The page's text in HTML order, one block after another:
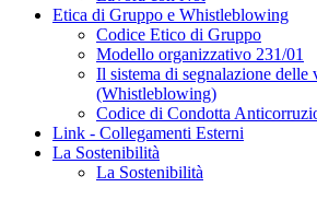
Etica di Gruppo e Whistleblowing
Codice Etico di Gruppo
Modello organizzativo 231/01
Il sistema di segnalazione delle
(Whistleblowing)
Codice di Condotta
Link - Collegamenti Esterni
La Sostenibilità
La Sostenibilità